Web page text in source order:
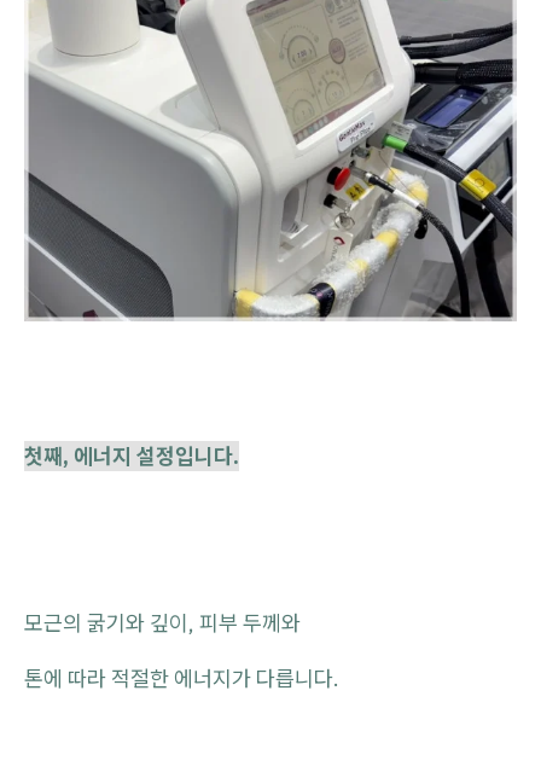
첫째, 에너지 설정입니다.
모근의 굵기와 깊이, 피부 두께와
톤에 따라 적절한 에너지가 다릅니다.